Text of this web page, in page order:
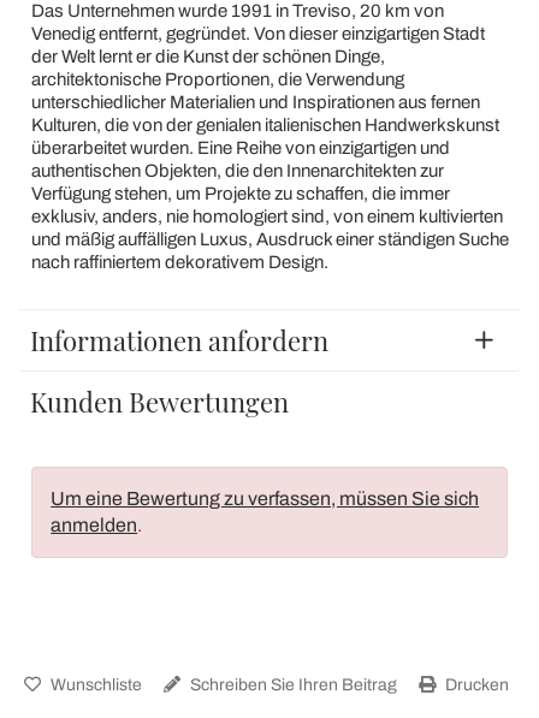
Das Unternehmen wurde 1991 in Treviso, 20 km von
Venedig entfernt, gegründet. Von dieser einzigartigen Stadt
der Welt lernt er die Kunst der schönen Dinge,
architektonische Proportionen, die Verwendung
unterschiedlicher Materialien und Inspirationen aus fernen
Kulturen, die von der genialen italienischen Handwerkskunst
überarbeitet wurden. Eine Reihe von einzigartigen und
authentischen Objekten, die den Innenarchitekten zur
Verfügung stehen, um Projekte zu schaffen, die immer
exklusiv, anders, nie homologiert sind, von einem kultivierten
und mäßig auffälligen Luxus, Ausdruck einer ständigen Suche
nach raffiniertem dekorativem Design.
Informationen anfordern
Kunden Bewertungen
Um eine Bewertung zu verfassen, müssen Sie sich
anmelden.
Wunschliste Schreiben Sie Ihren Beitrag Drucken